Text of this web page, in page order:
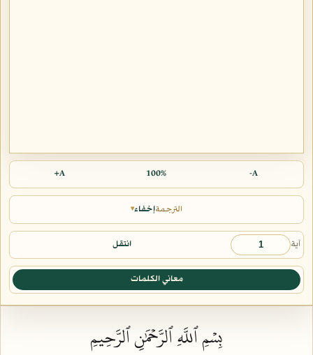
A-
100%
A+
الترجمةإخفاء▾
آية انتقل
معاني الكلمات
بِسۡمِ ٱللَّهِ ٱلرَّحۡمَٰنِ ٱلرَّحِيمِ